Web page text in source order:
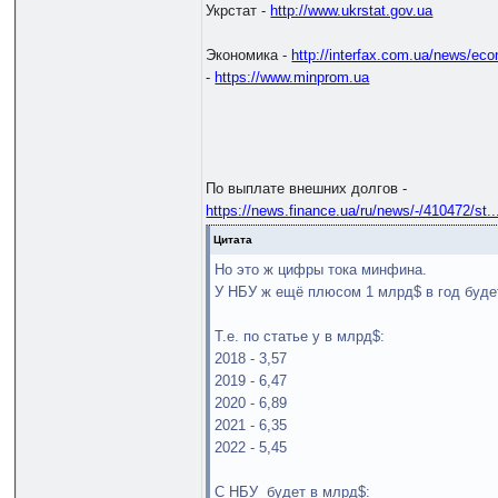
Укрстат - http://www.ukrstat.gov.ua
Экономика - http://interfax.com.ua/news/
- https://www.minprom.ua
По выплате внешних долгов -
https://news.finance.ua/ru/news/-/410472/
Цитата
Но это ж цифры тока минфина.
У НБУ ж ещё плюсом 1 млрд$ в год
Т.е. по статье у в млрд$:
2018 - 3,57
2019 - 6,47
2020 - 6,89
2021 - 6,35
2022 - 5,45
С НБУ будет в млрд$: